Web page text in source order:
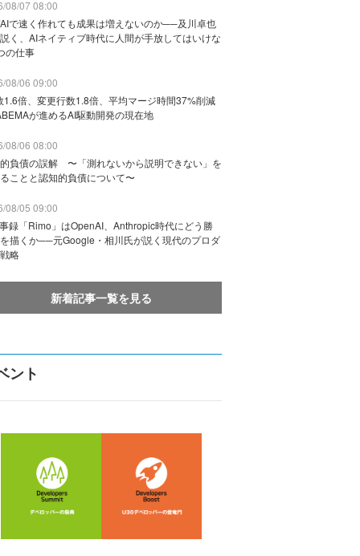
08/07 08:00
で速く作れても成果は増えないのか──及川卓也
く、AIネイティブ時代に人間が手放してはいけな
の仕事
08/06 09:00
1.6倍、変更行数1.8倍、平均マージ時間37%削減
が進めるAI駆動開発の現在地
08/06 08:00
負債の誤解 〜「測れないから説明できない」を
ことと認知的負債について〜
08/05 09:00
録「Rimo」はOpenAI、Anthropic時代にどう勝
描くか──元Google・相川氏が説く現代のプロダ
略
新着記事一覧を見る
ント